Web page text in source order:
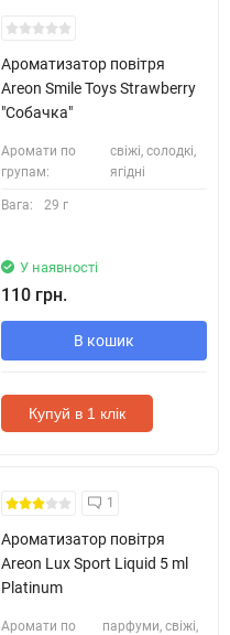
Ароматизатор повітря
Areon Smile Toys Strawberry
"Собачка"
Аромати по
групам:
свіжі, солодкі,
ягідні
Вага: 29 г
У наявності
110 грн.
В кошик
Купуй в 1 клік
1
Ароматизатор повітря
Areon Lux Sport Liquid 5 ml
Platinum
Аромати по
парфуми, свіжі,